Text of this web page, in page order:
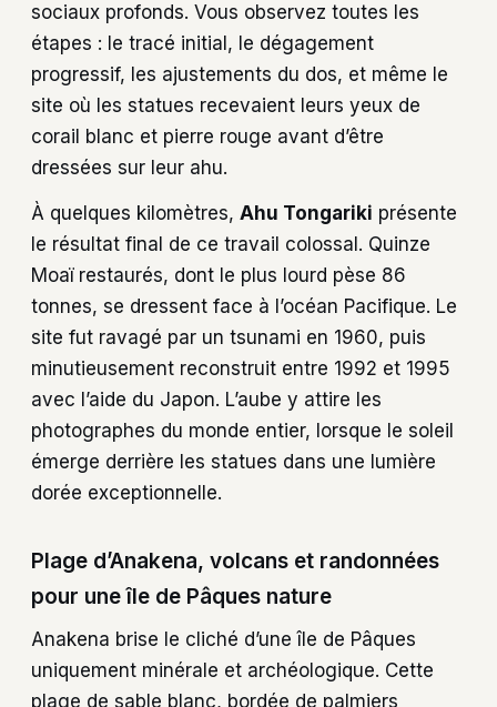
sociaux profonds. Vous observez toutes les
étapes : le tracé initial, le dégagement
progressif, les ajustements du dos, et même le
site où les statues recevaient leurs yeux de
corail blanc et pierre rouge avant d’être
dressées sur leur ahu.
À quelques kilomètres, Ahu Tongariki présente
le résultat final de ce travail colossal. Quinze
Moaï restaurés, dont le plus lourd pèse 86
tonnes, se dressent face à l’océan Pacifique. Le
site fut ravagé par un tsunami en 1960, puis
minutieusement reconstruit entre 1992 et 1995
avec l’aide du Japon. L’aube y attire les
photographes du monde entier, lorsque le soleil
émerge derrière les statues dans une lumière
dorée exceptionnelle.
Plage d’Anakena, volcans et randonnées
pour une île de Pâques nature
Anakena brise le cliché d’une île de Pâques
uniquement minérale et archéologique. Cette
plage de sable blanc, bordée de palmiers